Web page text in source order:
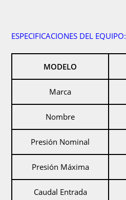
ESPECIFICACIONES DEL EQUIPO:
MODELO
Marca
Nombre
Presión Nominal
Presión Máxima
Caudal Entrada